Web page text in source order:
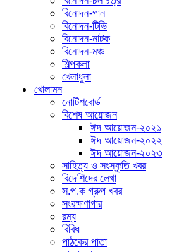
বিনোদন-গান
বিনোদন-টিভি
বিনোদন-নাটক
বিনোদন-মঞ্চ
শিল্পকলা
খেলাধুলা
খোলামন
নোটিশবোর্ড
বিশেষ আয়োজন
ঈদ আয়োজন-২০২১
ঈদ আয়োজন-২০২২
ঈদ আয়োজন-২০২৩
সাহিত্য ও সংস্কৃতি খবর
বিদেশিদের লেখা
স.প.ক গ্রুপ খবর
সংরক্ষণাগার
রম্য
বিবিধ
পাঠকের পাতা